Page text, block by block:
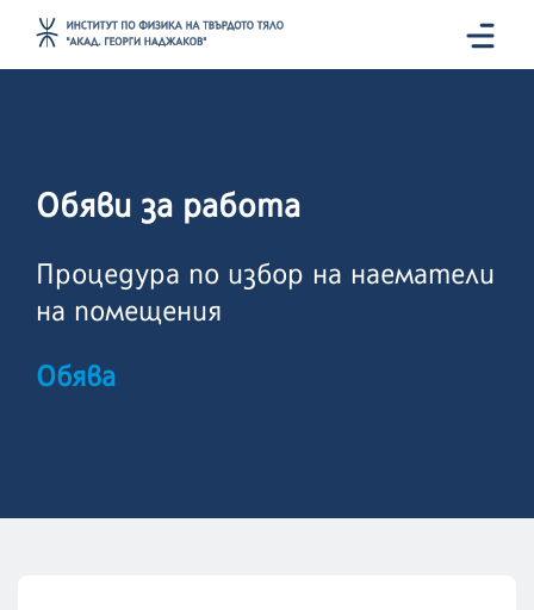
Обяви за работа
Процедура по избор на наематели
на помещения
Обява